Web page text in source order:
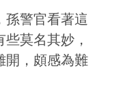
孫警官看著這
莫名其妙，
開，頗感為難